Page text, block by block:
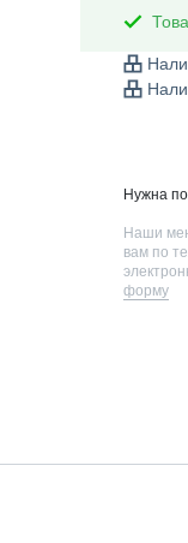
Нужна
Наши
вам по
форму